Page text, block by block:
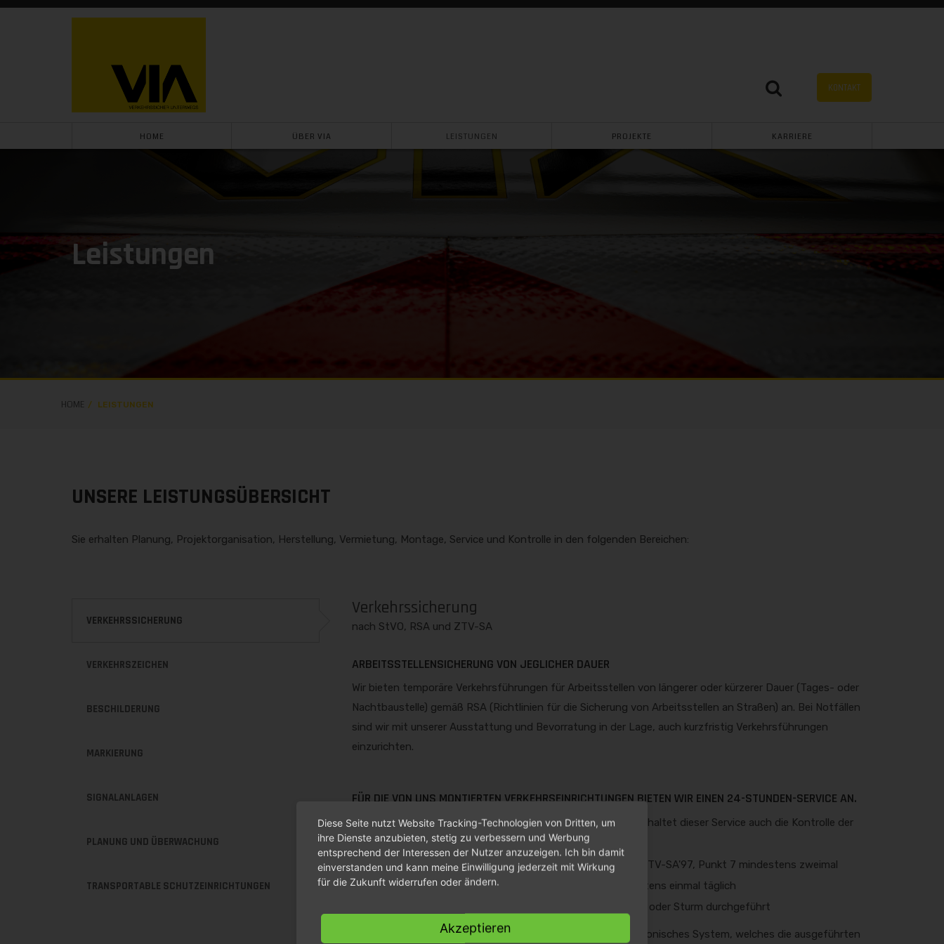
HOME ÜBER VIA LEISTUNGEN PROJEKTE KARRIERE
KONTAKT
Leistungen
HOME LEISTUNGEN
UNSERE LEISTUNGSÜBERSICHT
Sie erhalten Planung, Projektorganisation, Herstellung, Vermietung, Montage, Service und Kontrolle in den folgenden Bereichen:
VERKEHRSSICHERUNG
VERKEHRSZEICHEN
BESCHILDERUNG
MARKIERUNG
SIGNALANLAGEN
PLANUNG UND ÜBERWACHUNG
TRANSPORTABLE SCHUTZEINRICHTUNGEN
Verkehrssicherung
nach StVO, RSA und ZTV-SA
ARBEITSSTELLENSICHERUNG VON JEGLICHER DAUER
Wir bieten temporäre Verkehrsführungen für Arbeitsstellen von längerer oder kürzerer Dauer (Tages- oder
Nachtbaustelle) gemäß RSA (Richtlinien für die Sicherung von Arbeitsstellen an Straßen) an. Bei Notfällen
sind wir mit unserer Ausstattung und Bevorratung in der Lage, auch kurzfristig Verkehrsführungen
einzurichten.
FÜR DIE VON UNS MONTIERTEN VERKEHRSEINRICHTUNGEN BIETEN WIR EINEN 24-STUNDEN-SERVICE AN.
Neben der Wartung der Verkehrseinrichtungen beinhaltet dieser Service auch die Kontrolle der
Baustelle gemäß ZTV-SA'97
Arbeitsstellen von längerer Dauer werden gemäß ZTV-SA'97, Punkt 7 mindestens zweimal
täglich kontrolliert, an arbeitsfreien Tagen mindestens einmal täglich
Zusätzlich werden Kontrollfahrten nach Unwetter oder Sturm durchgeführt
Auf Anforderung des Auftraggebers installieren wir ein elektronisches System, welches die ausgeführten
Diese Seite nutzt Website Tracking-Technologien von Dritten, um
ihre Dienste anzubieten, stetig zu verbessern und Werbung
entsprechend der Interessen der Nutzer anzuzeigen. Ich bin damit
einverstanden und kann meine Einwilligung jederzeit mit Wirkung
für die Zukunft widerrufen oder ändern.
Akzeptieren